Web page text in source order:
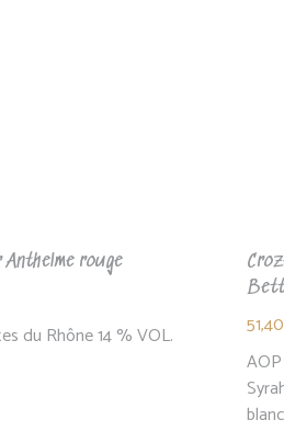
Anthelme rouge
du Rhône 14 % VOL.
51,40